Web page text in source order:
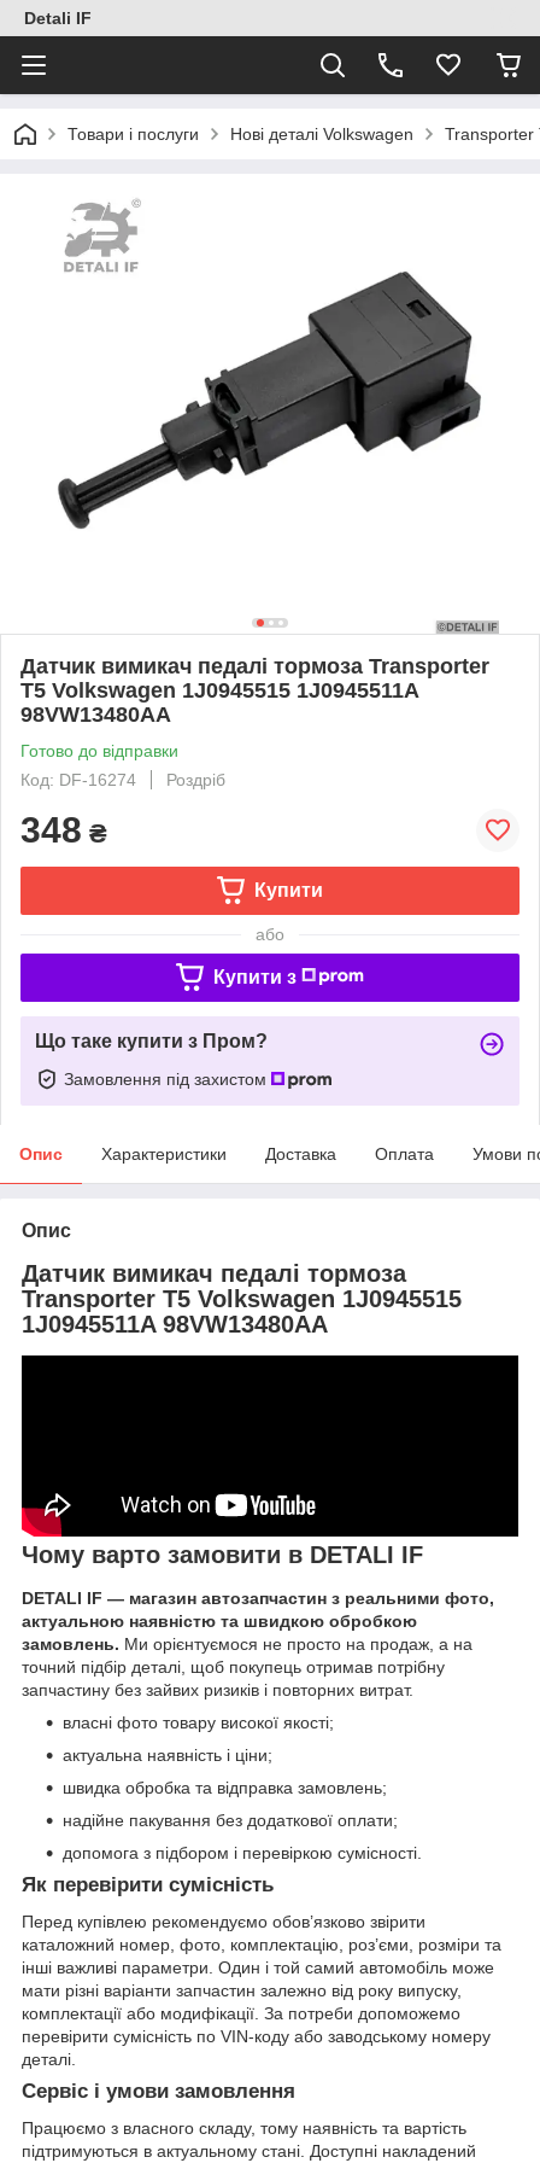
Detali IF
Товари і послуги Нові деталі Volkswagen Transporter
Датчик вимикач педалі тормоза Transporter
T5 Volkswagen 1J0945515 1J0945511A
98VW13480AA
Готово до відправки
Код: DF-16274
Роздріб
348 ₴
Купити
або
Купити з
Що таке купити з Пром?
Замовлення під захистом
Опис Характеристики Доставка Оплата Умови
Опис
Датчик вимикач педалі тормоза
Transporter T5 Volkswagen 1J0945515
1J0945511A 98VW13480AA
Чому варто замовити в DETALI IF
DETALI IF — магазин автозапчастин з реальними фото,
актуальною наявністю та швидкою обробкою
замовлень. Ми орієнтуємося не просто на продаж, а на
точний підбір деталі, щоб покупець отримав потрібну
запчастину без зайвих ризиків і повторних витрат.
власні фото товару високої якості;
актуальна наявність і ціни;
швидка обробка та відправка замовлень;
надійне пакування без додаткової оплати;
допомога з підбором і перевіркою сумісності.
Як перевірити сумісність
Перед купівлею рекомендуємо обов’язково звірити
каталожний номер, фото, комплектацію, роз’єми, розміри та
інші важливі параметри. Один і той самий автомобіль може
мати різні варіанти запчастин залежно від року випуску,
комплектації або модифікації. За потреби допоможемо
перевірити сумісність по VIN-коду або заводському номеру
деталі.
Сервіс і умови замовлення
Працюємо з власного складу, тому наявність та вартість
підтримуються в актуальному стані. Доступні накладений